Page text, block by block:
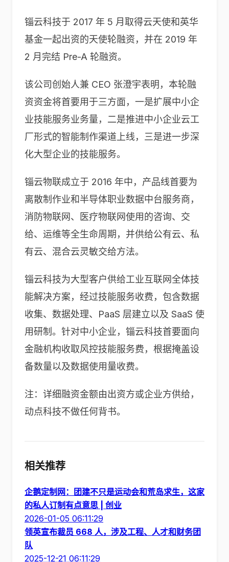
锱云科技于 2017 年 5 月取得云天使和英华
基金一起出资的天使轮融资，并在 2019 年
2 月完结 Pre-A 轮融资。
该公司创始人兼 CEO 张澄宇表明，本轮融
资资金将首要用于三方面，一是扩展中小企
业技能服务业务量，二是推进中小企业云工
厂形式的智能制作渠道上线，三是进一步深
化大型企业的技能服务。
锱云物联成立于 2016 年中，产品线首要为
离散制作业和半导体职业数据中台服务商，
消防物联网、医疗物联网使用的咨询、交
给、运维等全生命周期，并供给公有云、私
有云、混合云灵敏交给方法。
锱云科技为大型客户供给工业互联网全体技
能解决方案，经过技能服务收费，包含数据
收集、数据处理、PaaS 层建立以及 SaaS 使
用研制。针对中小企业，锱云科技首要面向
金融机构收取风控技能服务费，根据掩盖设
备数量以及数据使用量收费。
注：详细融资金额由出资方或企业方供给，
动点科技不做任何背书。
相关推荐
企鹅定制网：团建不只是运动会和荒岛求生，这家
的私人订制有点意思 | 创业
2026-01-05 06:11:29
领英宣布裁员 668 人，涉及工程、人才和财务团
队
2025-12-21 06:11:29